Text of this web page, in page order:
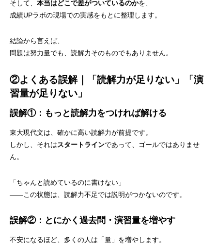
そして、 本当はどこで差がついているのかを、
成績UPラボの現場での実感をもとに整理します。
結論から言えば、
問題は努力量でも、読解力そのものでもありません。
②よくある誤解｜「読解力が足りない」「演
習量が足りない」
誤解①：もっと読解力をつければ解ける
東大現代文は、確かに高い読解力が前提です。
しかし、それはスタートラインであって、ゴールではありませ
ん。
「ちゃんと読めているのに書けない」
――この状態は、読解力不足では説明がつかないのです。
誤解②：とにかく過去問・演習量を増やす
不安になるほど、多くの人は「量」を増やします。